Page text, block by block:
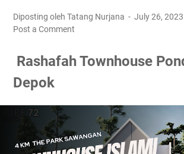
Diposting oleh Tatang Nurjana
July 26, 2023
Post a Comment
Rashafah Townhouse
Depok